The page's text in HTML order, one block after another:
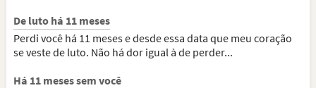
De luto há 11 meses
Perdi você há 11 meses e desde essa data que meu coração
se veste de luto. Não há dor igual à de perder...
Há 11 meses sem você